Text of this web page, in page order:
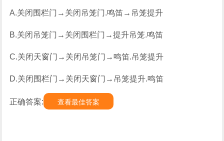
A.关闭围栏门→关闭吊笼门.鸣笛→吊笼提升
B.关闭吊笼门→关闭围栏门→提升吊笼.鸣笛
C.关闭天窗门→关闭吊笼门→鸣笛.吊笼提升
D.关闭围栏门→关闭天窗门→吊笼提升.鸣笛
正确答案: 查看最佳答案